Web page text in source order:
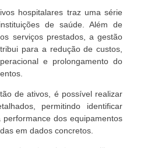
hospitalares traz uma série
de saúde. Além de
serviços prestados, a gestão
para a redução de custos,
e prolongamento do
de ativos, é possível realizar
permitindo identificar
dos equipamentos
em dados concretos.